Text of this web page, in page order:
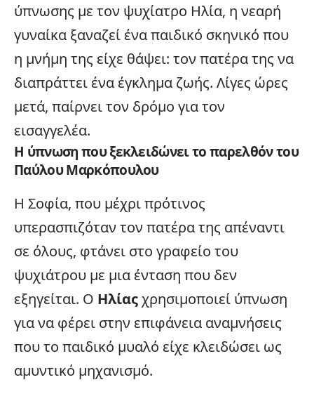
ύπνωσης με τον ψυχίατρο Ηλία, η νεαρή
γυναίκα ξαναζεί ένα παιδικό σκηνικό που
η μνήμη της είχε θάψει: τον πατέρα της να
διαπράττει ένα έγκλημα ζωής. Λίγες ώρες
μετά, παίρνει τον δρόμο για τον
εισαγγελέα.
Η ύπνωση που ξεκλειδώνει το παρελθόν του
Παύλου Μαρκόπουλου
Η Σοφία, που μέχρι πρότινος
υπερασπιζόταν τον πατέρα της απέναντι
σε όλους, φτάνει στο γραφείο του
ψυχιάτρου με μια ένταση που δεν
εξηγείται. Ο Ηλίαςχρησιμοποιεί ύπνωση
για να φέρει στην επιφάνεια αναμνήσεις
που το παιδικό μυαλό είχε κλειδώσει ως
αμυντικό μηχανισμό.